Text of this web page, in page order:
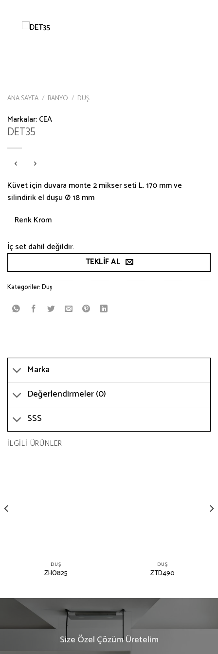
ANA SAYFA / BANYO / DUŞ
Markalar:CEA
DET35
Küvet için duvara monte 2 mikser seti L. 170 mm ve
silindirik el duşu Ø 18 mm
Renk Krom
İç set dahil değildir.
TEKLIF AL
Kategoriler:Duş
Marka
Değerlendirmeler (0)
SSS
İLGILI ÜRÜNLER
DUŞ
ZHO825
DUŞ
ZTD490
Size Özel Çözüm Üretelim